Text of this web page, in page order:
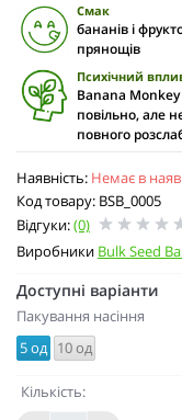
Наявність: Немає в
Код товару: BSB_0005
Відгуки:(0)
Виробники Bulk Seed
Смак
бананів і
прянощів
Психічний
Banana Monkey
повільно, але
повного
Доступні варіанти
Пакування насіння
5 од 10 од
Кількість: